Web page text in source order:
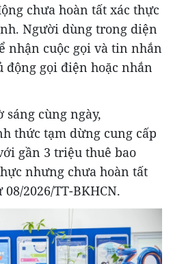
chưa hoàn tất xác thực
Người dùng trong diện
nhận cuộc gọi và tin nhắn
động gọi điện hoặc nhắn
cùng ngày,
thức tạm dừng cung cấp
gần 3 triệu thuê bao
nhưng chưa hoàn tất
2026/TT-BKHCN.